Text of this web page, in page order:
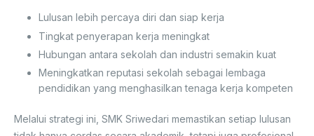
Lulusan lebih percaya diri dan siap kerja
Tingkat penyerapan kerja meningkat
Hubungan antara sekolah dan industri semakin kuat
Meningkatkan reputasi sekolah sebagai lembaga
pendidikan yang menghasilkan tenaga kerja kompeten
Melalui strategi ini, SMK Sriwedari memastikan setiap lulusan